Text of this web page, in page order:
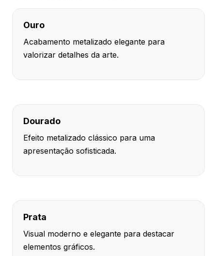
Ouro
Acabamento metalizado elegante para
valorizar detalhes da arte.
Dourado
Efeito metalizado clássico para uma
apresentação sofisticada.
Prata
Visual moderno e elegante para destacar
elementos gráficos.